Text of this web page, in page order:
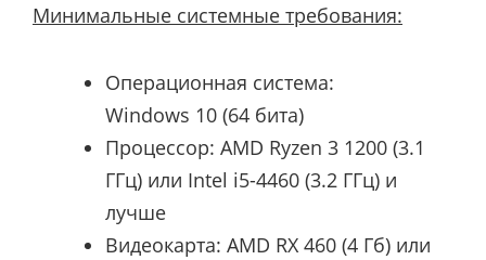
Минимальные системные требования:
Операционная система:
Windows 10 (64 бита)
Процессор: AMD Ryzen 3 1200 (3.1
ГГц) или Intel i5-4460 (3.2 ГГц) и
лучше
Видеокарта: AMD RX 460 (4 Гб) или